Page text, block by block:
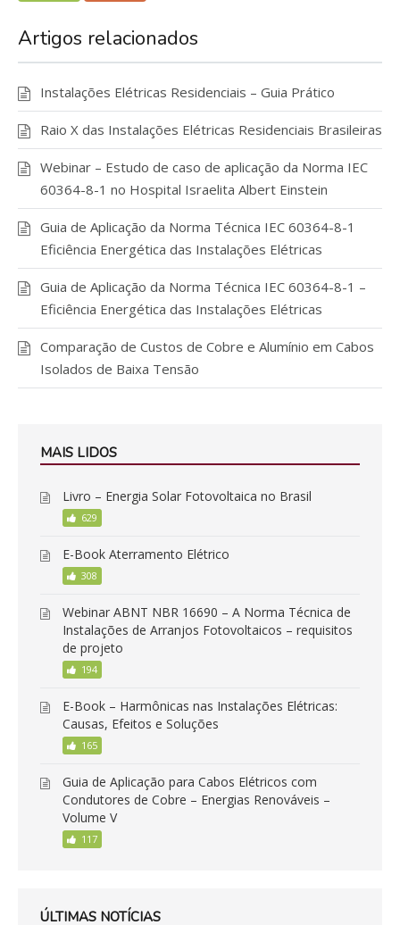
Artigos relacionados
Instalações Elétricas Residenciais – Guia Prático
Raio X das Instalações Elétricas Residenciais Brasileiras
Webinar – Estudo de caso de aplicação da Norma IEC
60364-8-1 no Hospital Israelita Albert Einstein
Guia de Aplicação da Norma Técnica IEC 60364-8-1
Eficiência Energética das Instalações Elétricas
Guia de Aplicação da Norma Técnica IEC 60364-8-1 –
Eficiência Energética das Instalações Elétricas
Comparação de Custos de Cobre e Alumínio em Cabos
Isolados de Baixa Tensão
MAIS LIDOS
Livro – Energia Solar Fotovoltaica no Brasil
629
E-Book Aterramento Elétrico
308
Webinar ABNT NBR 16690 – A Norma Técnica de
Instalações de Arranjos Fotovoltaicos – requisitos
de projeto
194
E-Book – Harmônicas nas Instalações Elétricas:
Causas, Efeitos e Soluções
165
Guia de Aplicação para Cabos Elétricos com
Condutores de Cobre – Energias Renováveis –
Volume V
117
ÚLTIMAS NOTÍCIAS